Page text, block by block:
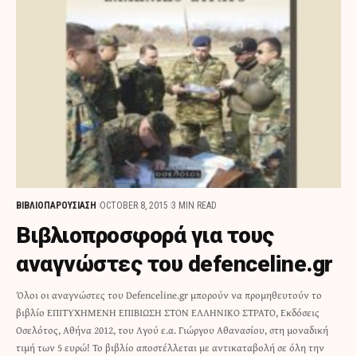
ΒΙΒΛΙΟΠΑΡΟΥΣΙΑΣΗ OCTOBER 8, 2015 3 MIN READ
Βιβλιοπροσφορά για τους
αναγνώστες του defenceline.gr
Όλοι οι αναγνώστες του Defenceline.gr μπορούν να προμηθευτούν το
βιβλίο ΕΠΙΤΥΧΗΜΕΝΗ ΕΠΙΒΙΩΣΗ ΣΤΟΝ ΕΛΛΗΝΙΚΟ ΣΤΡΑΤΟ, Εκδόσεις
Οσελότος, Αθήνα 2012, του Λγού ε.α. Γιώργου Αθανασίου, στη μοναδική
τιμή των 5 ευρώ! Το βιβλίο αποστέλλεται με αντικαταβολή σε όλη την